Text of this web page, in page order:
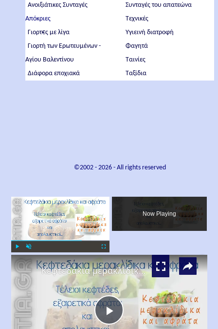
Ανοιξιάτικες Συνταγές
Απόκριες
Γιορτ€ς με λίγα
Γιορτή των Ερωτευμένων -
Αγίου Βαλεντίνου
Διάφορα εποχιακά
Συνταγές του απατεώνα
Τεχνικές
Υγιεινή διατροφή
Φαγητά
Ταινίες
Ταξίδια
©2002 - 2026- All rights reserved
×
Now Playing
×
Play
Κεφτεδάκια μερακλίδικα και αφράτα